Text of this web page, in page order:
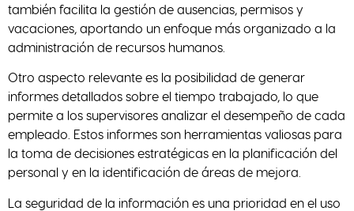
también facilita la gestión de ausencias, permisos y
vacaciones, aportando un enfoque más organizado a la
administración de recursos humanos.
Otro aspecto relevante es la posibilidad de generar
informes detallados sobre el tiempo trabajado, lo que
permite a los supervisores analizar el desempeño de cada
empleado. Estos informes son herramientas valiosas para
la toma de decisiones estratégicas en la planificación del
personal y en la identificación de áreas de mejora.
La seguridad de la información es una prioridad en el uso